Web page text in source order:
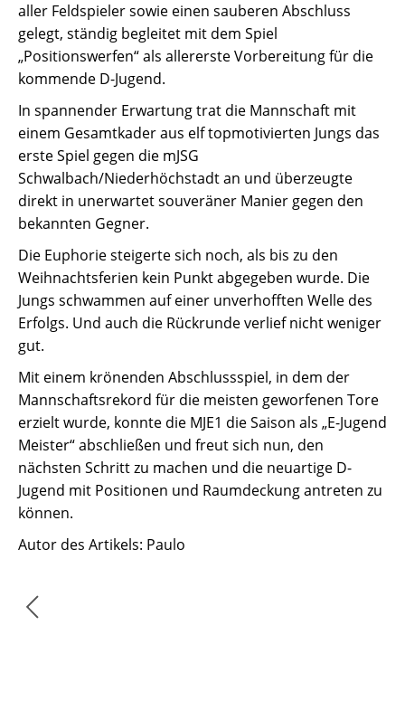
aller Feldspieler sowie einen sauberen Abschluss
gelegt, ständig begleitet mit dem Spiel
„Positionswerfen“ als allererste Vorbereitung für die
kommende D-Jugend.
In spannender Erwartung trat die Mannschaft mit
einem Gesamtkader aus elf topmotivierten Jungs das
erste Spiel gegen die mJSG
Schwalbach/Niederhöchstadt an und überzeugte
direkt in unerwartet souveräner Manier gegen den
bekannten Gegner.
Die Euphorie steigerte sich noch, als bis zu den
Weihnachtsferien kein Punkt abgegeben wurde. Die
Jungs schwammen auf einer unverhofften Welle des
Erfolgs. Und auch die Rückrunde verlief nicht weniger
gut.
Mit einem krönenden Abschlussspiel, in dem der
Mannschaftsrekord für die meisten geworfenen Tore
erzielt wurde, konnte die MJE1 die Saison als „E-Jugend
Meister“ abschließen und freut sich nun, den
nächsten Schritt zu machen und die neuartige D-
Jugend mit Positionen und Raumdeckung antreten zu
können.
Autor des Artikels: Paulo